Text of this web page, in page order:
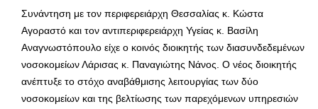
Συνάντηση με τον περιφερειάρχη Θεσσαλίας κ. Κώστα
Αγοραστό και τον αντιπεριφερειάρχη Υγείας κ. Βασίλη
Αναγνωστόπουλο είχε ο κοινός διοικητής των διασυνδεδεμένων
νοσοκομείων Λάρισας κ. Παναγιώτης Νάνος. Ο νέος διοικητής
ανέπτυξε το στόχο αναβάθμισης λειτουργίας των δύο
νοσοκομείων και της βελτίωσης των παρεχόμενων υπηρεσιών